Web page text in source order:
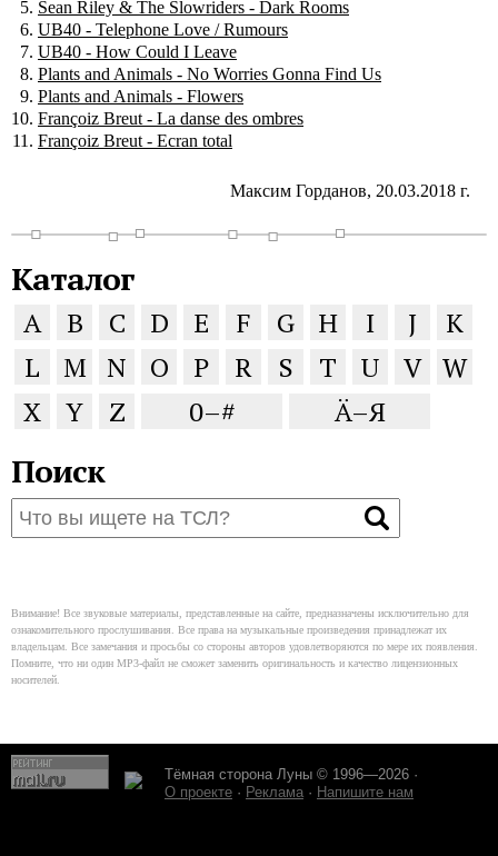
Sean Riley & The Slowriders - Dark Rooms
UB40 - Telephone Love / Rumours
UB40 - How Could I Leave
Plants and Animals - No Worries Gonna Find Us
Plants and Animals - Flowers
Françoiz Breut - La danse des ombres
Françoiz Breut - Ecran total
Максим Горданов, 20.03.2018 г.
Каталог
A B C D E F G H I J
K
L
M N O P R S T U V W
X
Y Z 0–# Ä–Я
Поиск
Внимание! Все звуковые материалы, представленные на сайте, предназначены исключительно для
ознакомительного прослушивания. Все права на музыкальные произведения принадлежат их
владельцам. Все замечания и просьбы со стороны авторов удовлетворяются по мере их появления.
Помните, что ни один MP3-файл не сможет заменить оригинальность и качество лицензионных
носителей.
Тёмная сторона Луны © 1996—2026 ·
О проекте · Реклама · Напишите нам